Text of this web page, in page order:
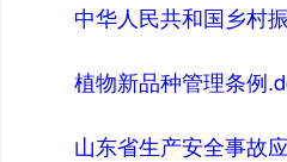
中华人民共和国乡村
植物新品种管理条例
山东省生产安全事故